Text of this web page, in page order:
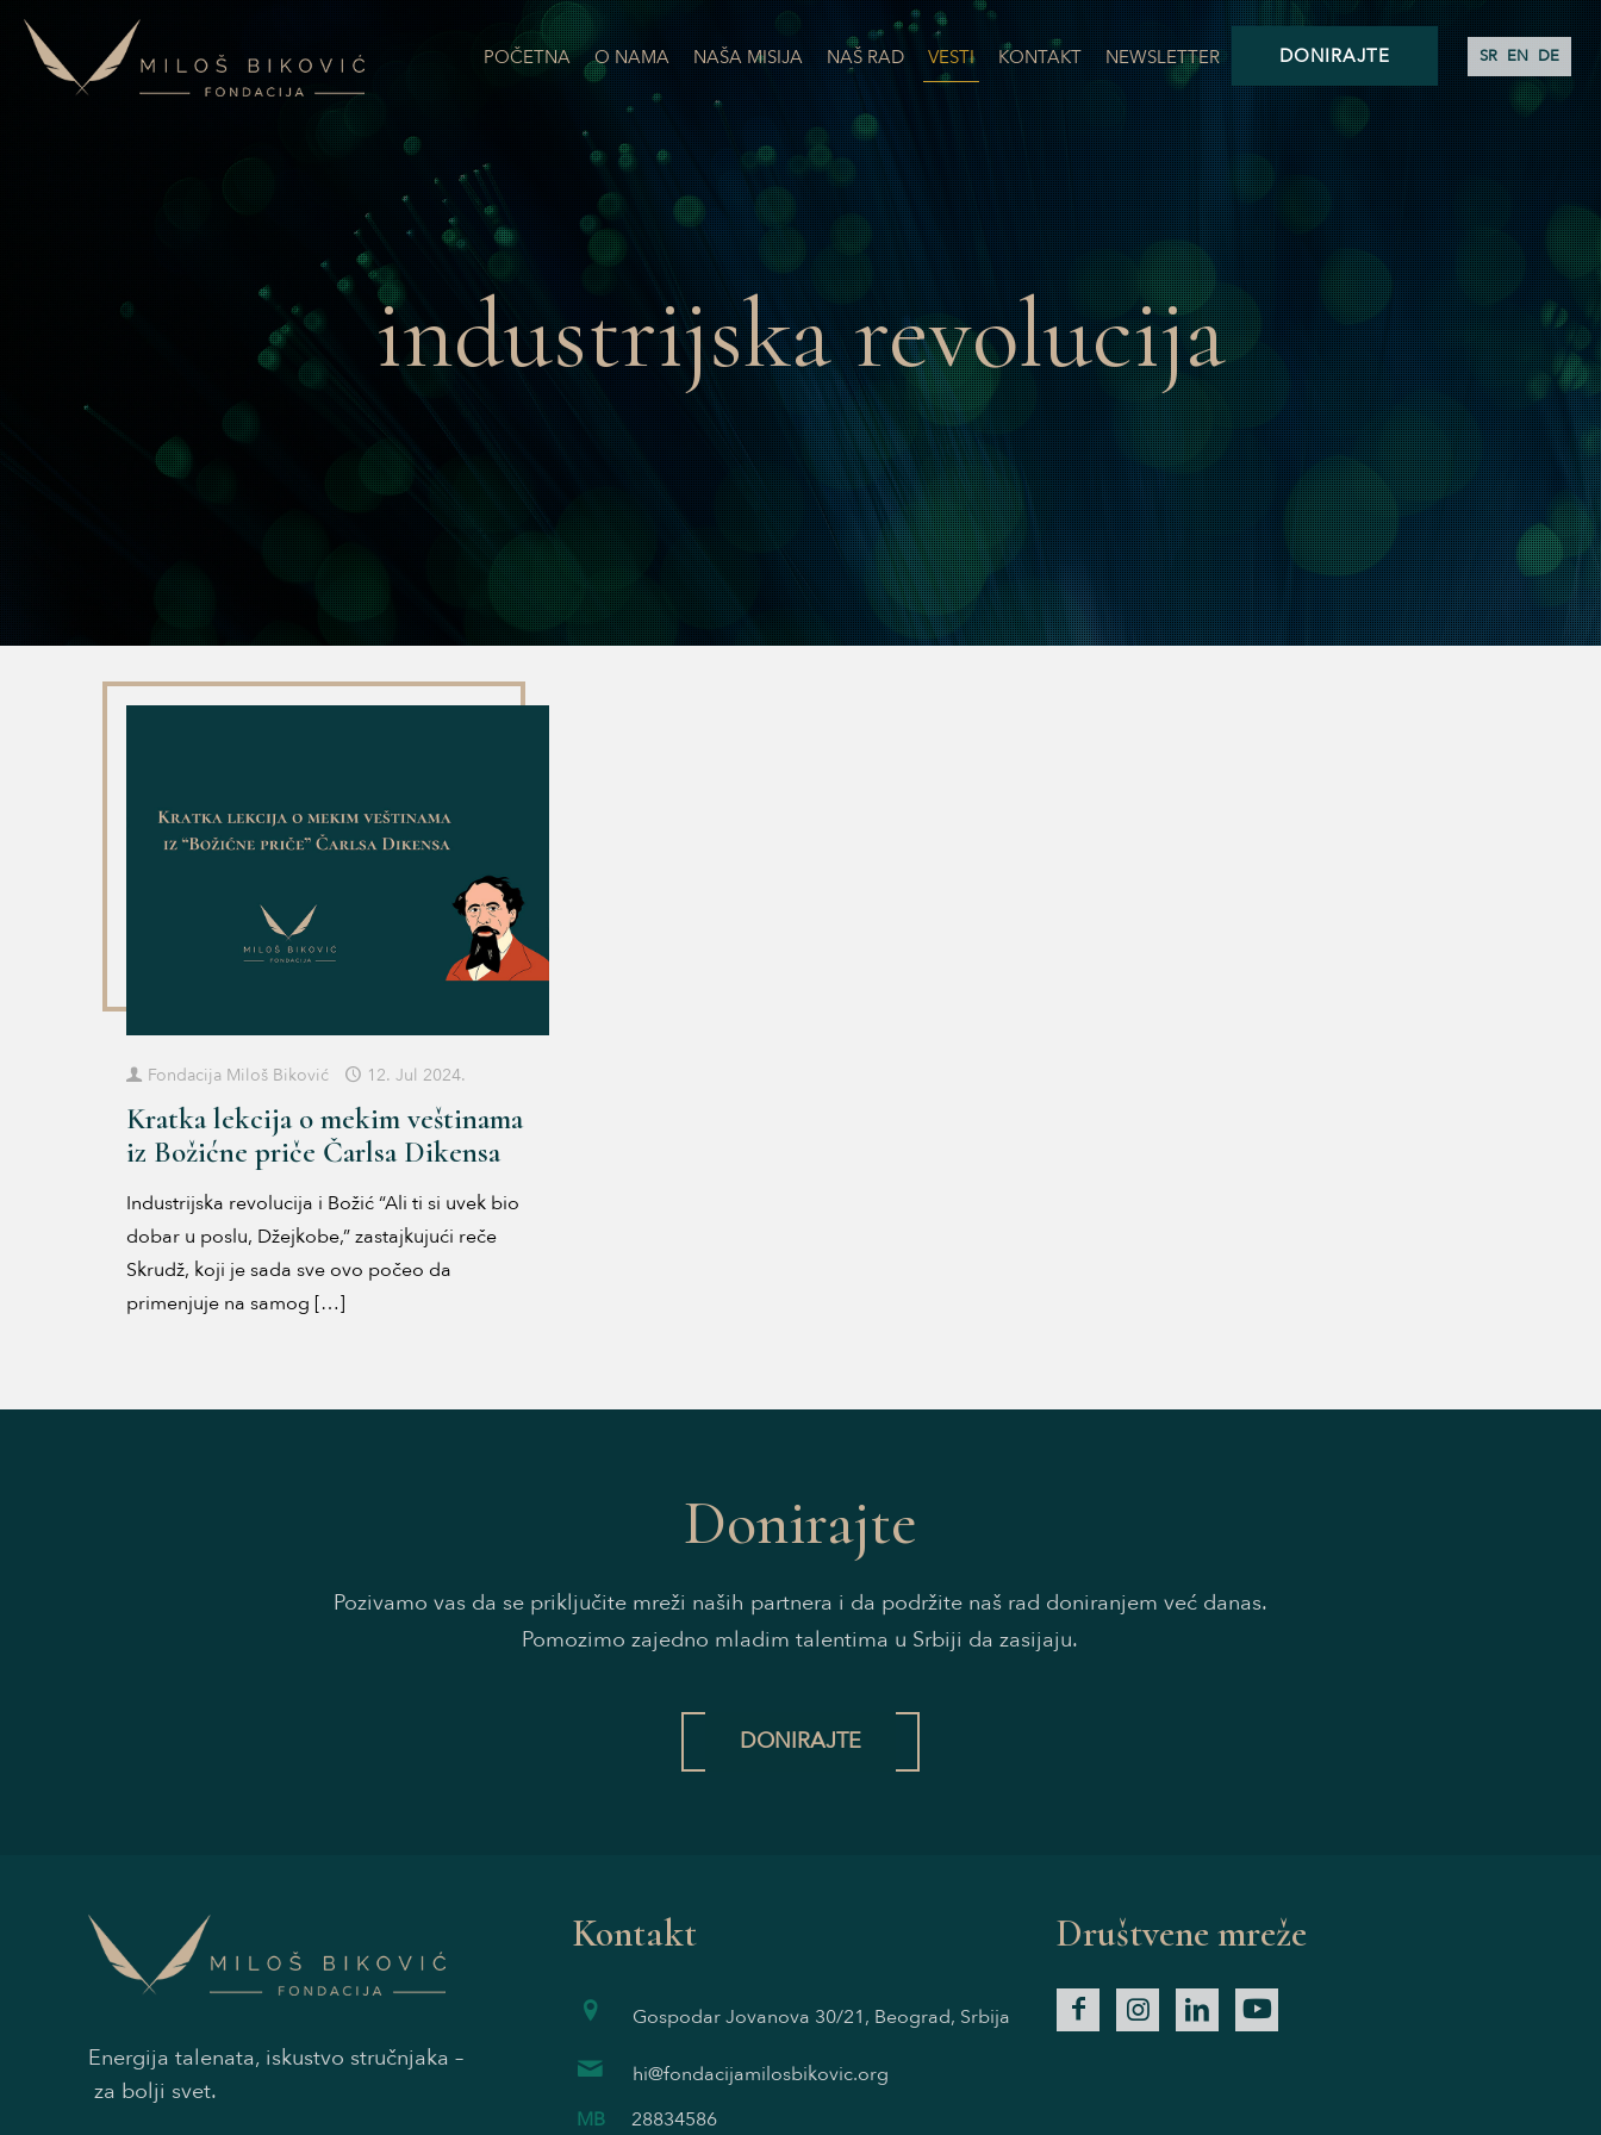
POČETNA O NAMA NAŠA MISIJA NAŠ RAD VESTI KONTAKT NEWSLETTER DONIRAJTE SR EN DE
industrijska revolucija
Fondacija Miloš Biković 12. Jul 2024.
Kratka lekcija o mekim veštinama
iz Božićne priče Čarlsa Dikensa
Industrijska revolucija i Božić “Ali ti si uvek bio
dobar u poslu, Džejkobe,” zastajkujući reče
Skrudž, koji je sada sve ovo počeo da
primenjuje na samog […]
Donirajte
Pozivamo vas da se priključite mreži naših partnera i da podržite naš rad doniranjem već danas.
Pomozimo zajedno mladim talentima u Srbiji da zasijaju.
DONIRAJTE
Energija talenata, iskustvo stručnjaka –
za bolji svet.
Kontakt
Gospodar Jovanova 30/21, Beograd, Srbija
hi@fondacijamilosbikovic.org
MB
28834586
Društvene mreže